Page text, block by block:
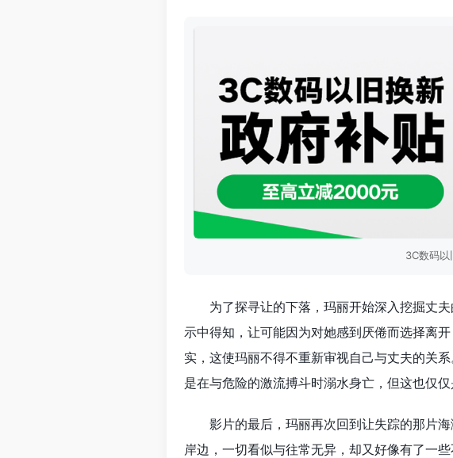
3C数码以
为了探寻让的下落，玛丽开始深入挖掘丈
示中得知，让可能因为对她感到厌倦而选择离
实，这使玛丽不得不重新审视自己与丈夫的关
是在与危险的激流搏斗时溺水身亡，但这也仅仅
影片的最后，玛丽再次回到让失踪的那片
岸边，一切看似与往常无异，却又好像有了一